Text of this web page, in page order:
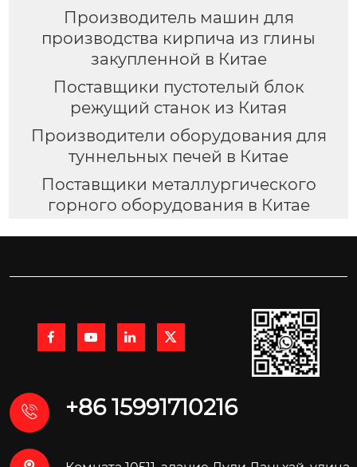
Производитель машин для
производства кирпича из глины
закупленной в Китае
Поставщики пустотелый блок
режущий станок из Китая
Производители оборудования для
туннельных печей в Китае
Поставщики металлургического
горного оборудования в Китае
   
 +86 15991710216